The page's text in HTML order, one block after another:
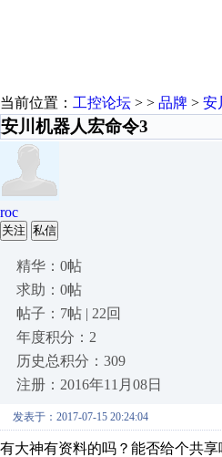
当前位置： 工控论坛 > > 品牌 > 安
安川机器人宏命令3
roc
关注 私信
精华：0帖
求助：0帖
帖子：7帖 | 22回
年度积分：2
历史总积分：309
注册：2016年11月08日
发表于：2017-07-15 20:24:04
有大神有资料的吗？能否给个共享